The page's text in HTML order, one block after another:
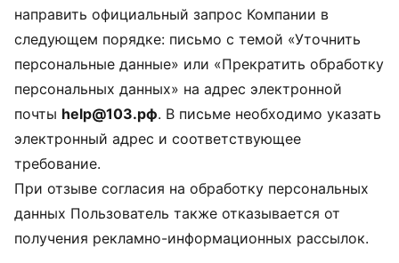
направить официальный запрос Компании в
следующем порядке: письмо с темой «Уточнить
персональные данные» или «Прекратить обработку
персональных данных» на адрес электронной
почты help@103.рф. В письме необходимо указать
электронный адрес и соответствующее
требование.
При отзыве согласия на обработку персональных
данных Пользователь также отказывается от
получения рекламно-информационных рассылок.